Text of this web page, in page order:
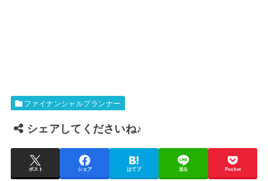
ファイナンシャルプランナー
シェアしてくださいね♪
ポスト シェア はてブ 送る Pocket